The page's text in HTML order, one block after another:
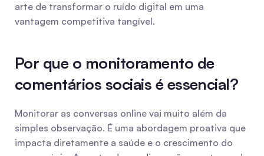
arte de transformar o ruído digital em uma
vantagem competitiva tangível.
Por que o monitoramento de
comentários sociais é essencial?
Monitorar as conversas online vai muito além da
simples observação. É uma abordagem proativa que
impacta diretamente a saúde e o crescimento do